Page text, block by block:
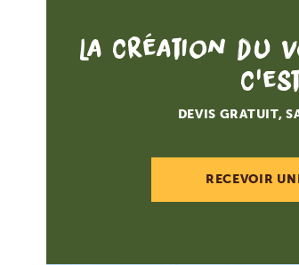
La création du
DEVIS GRATUIT,
RECEVOIR